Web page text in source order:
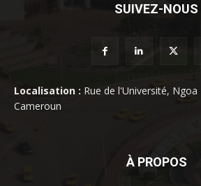
SUIVEZ-NOUS
Localisation : Rue de l'Université, Ngoa
Cameroun
À PROPOS